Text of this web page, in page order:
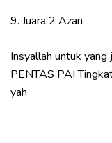
9. Juara 2 Azan
Insyallah untuk
PENTAS PAI
yah